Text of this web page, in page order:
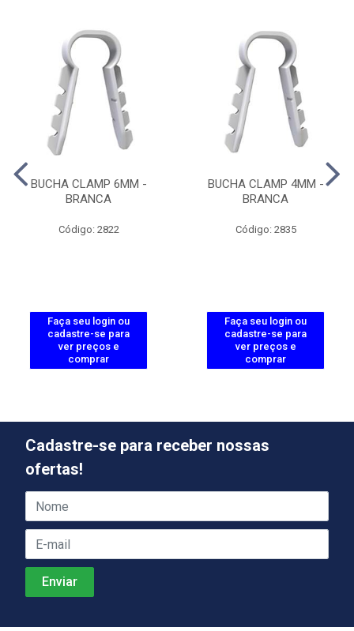
BUCHA CLAMP 6MM -
BRANCA
Código: 2822
Faça seu login ou
cadastre-se para
ver preços e
comprar
BUCHA CLAMP 4MM -
BRANCA
Código: 2835
Faça seu login ou
cadastre-se para
ver preços e
comprar
Cadastre-se para receber nossas
ofertas!